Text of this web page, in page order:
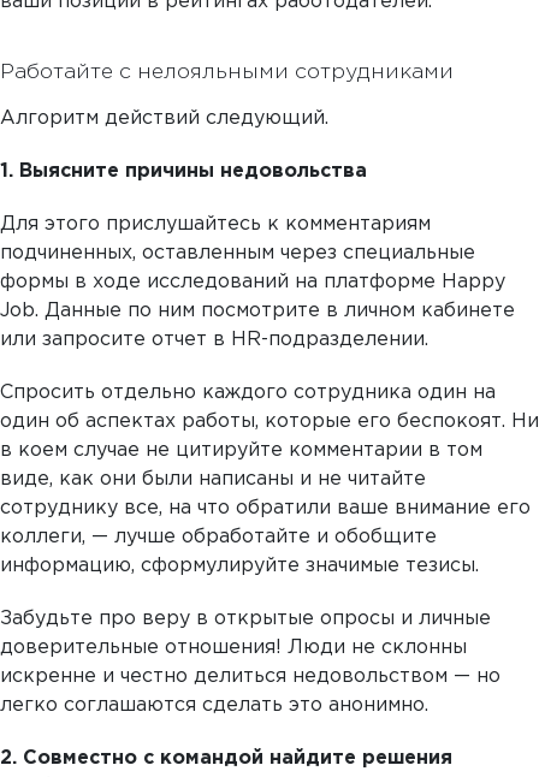
Работайте с нелояльными сотрудниками
Алгоритм действий следующий.
1. Выясните причины недовольства
Для этого прислушайтесь к комментариям
подчиненных, оставленным через специальные
формы в ходе исследований на платформе Happy
Job. Данные по ним посмотрите в личном кабинете
или запросите отчет в HR-подразделении.
Спросить отдельно каждого сотрудника один на
один об аспектах работы, которые его беспокоят. Ни
в коем случае не цитируйте комментарии в том
виде, как они были написаны и не читайте
сотруднику все, на что обратили ваше внимание его
коллеги, — лучше обработайте и обобщите
информацию, сформулируйте значимые тезисы.
Забудьте про веру в открытые опросы и личные
доверительные отношения! Люди не склонны
искренне и честно делиться недовольством — но
легко соглашаются сделать это анонимно.
2. Совместно с командой найдите решения